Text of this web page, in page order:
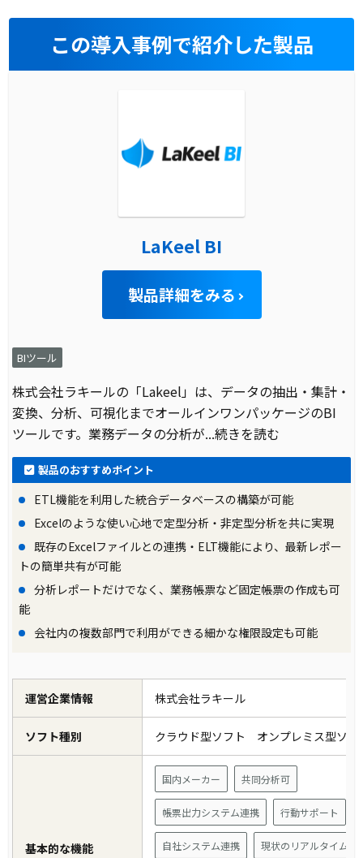
この導入事例で紹介した製品
LaKeel BI
製品詳細をみる
BIツール
株式会社ラキールの「Lakeel」は、データの抽出・集計・
変換、分析、可視化までオールインワンパッケージのBI
ツールです。業務データの分析が...続きを読む
製品のおすすめポイント
ETL機能を利用した統合データベースの構築が可能
Excelのような使い心地で定型分析・非定型分析を共に実現
既存のExcelファイルとの連携・ELT機能により、最新レポー
トの簡単共有が可能
分析レポートだけでなく、業務帳票など固定帳票の作成も可
能
会社内の複数部門で利用ができる細かな権限設定も可能
運営企業情報 株式会社ラキール
ソフト種別 クラウド型ソフト オンプレミス型ソ
基本的な機能
国内メーカー 共同分析可
帳票出力システム連携 行動サポート
自社システム連携 現状のリアルタイム把